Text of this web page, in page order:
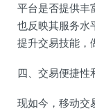
平台是否提供丰
也反映其服务水
提升交易技能，
四、交易便捷性
现如今，移动交